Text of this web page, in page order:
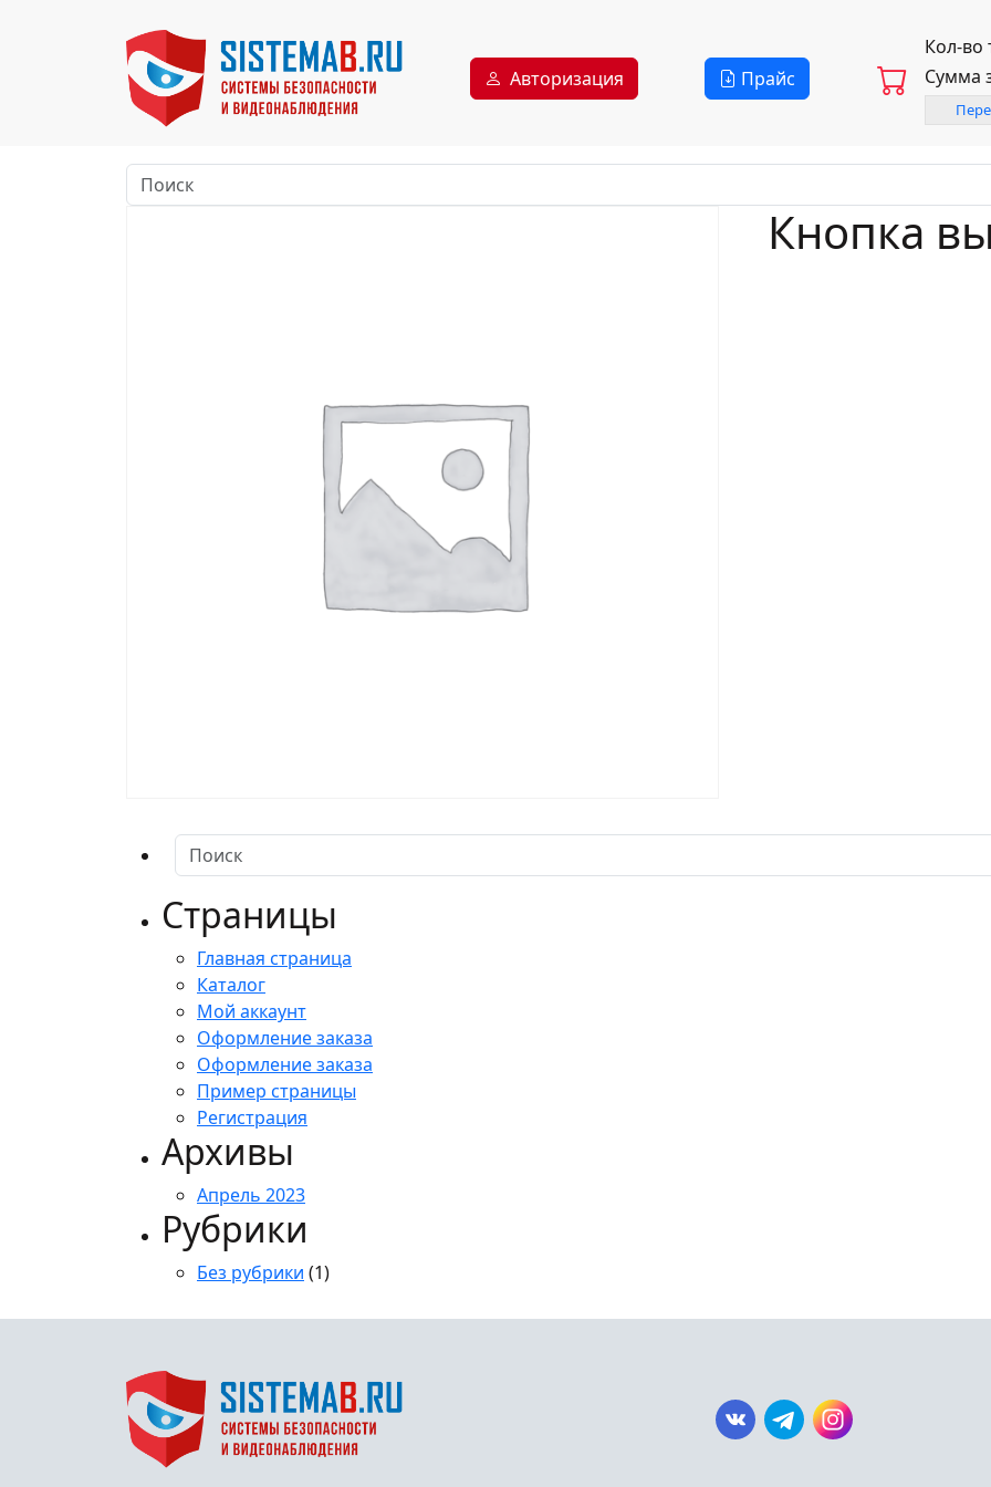
Авторизация Прайс
Кол-во
Сумма
Кнопка
Страницы
Главная страница
Каталог
Мой аккаунт
Оформление заказа
Оформление заказа
Пример страницы
Регистрация
Архивы
Апрель 2023
Рубрики
Без рубрики (1)